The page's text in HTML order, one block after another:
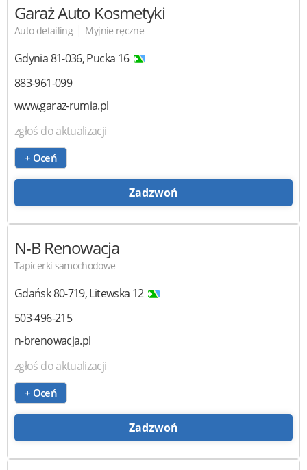
Garaż Auto Kosmetyki
Auto detailing | Myjnie ręczne
Gdynia81-036,Pucka 16
883-961-099
www.garaz-rumia.pl
zgłoś do aktualizacji
+ Oceń
Zadzwoń
N-B Renowacja
Tapicerki samochodowe
Gdańsk80-719,Litewska 12
503-496-215
n-brenowacja.pl
zgłoś do aktualizacji
+ Oceń
Zadzwoń